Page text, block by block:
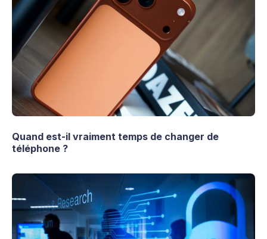
Quand est-il vraiment temps de changer de
téléphone ?